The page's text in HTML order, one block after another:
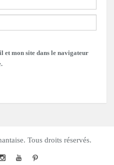
et mon site dans le navigateur
Tous droits réservés.